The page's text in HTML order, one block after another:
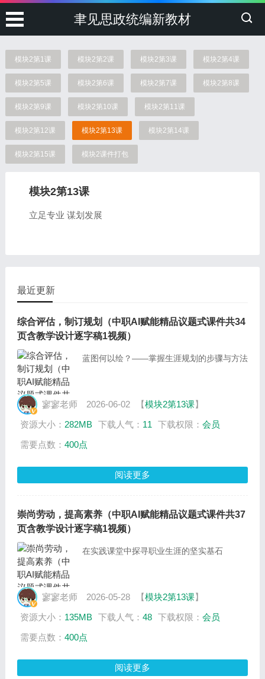
聿见思政统编新教材
模块2第1课 模块2第2课 模块2第3课 模块2第4课
模块2第5课 模块2第6课 模块2第7课 模块2第8课
模块2第9课 模块2第10课 模块2第11课
模块2第12课 模块2第13课 模块2第14课
模块2第15课 模块2课件打包
模块2第13课
立足专业 谋划发展
最近更新
综合评估，制订规划（中职AI赋能精品议题式课件共34
页含教学设计逐字稿1视频）
蓝图何以绘？——掌握生涯规划的步骤与方法
寥寥老师 2026-06-02 【模块2第13课】
资源大小： 282MB 下载人气： 11 下载权限： 会员
需要点数： 400点
阅读更多
崇尚劳动，提高素养（中职AI赋能精品议题式课件共37
页含教学设计逐字稿1视频）
在实践课堂中探寻职业生涯的坚实基石
寥寥老师 2026-05-28 【模块2第13课】
资源大小： 135MB 下载人气： 48 下载权限： 会员
需要点数： 400点
阅读更多